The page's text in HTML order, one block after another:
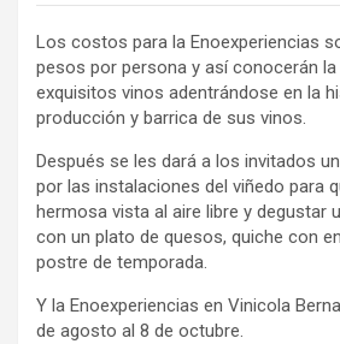
Los costos para la Enoexperiencias
pesos por persona y así conocerán
exquisitos vinos adentrándose en la
producción y barrica de sus vinos.
Después se les dará a los invitados
por las instalaciones del viñedo para
hermosa vista al aire libre y degustar
con un plato de quesos, quiche con
postre de temporada.
Y la Enoexperiencias en Vinicola
de agosto al 8 de octubre.